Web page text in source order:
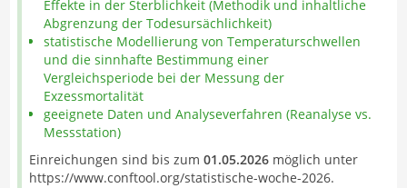
Effekte in der Sterblichkeit (Methodik und inhaltliche
Abgrenzung der Todesursächlichkeit)
statistische Modellierung von Temperaturschwellen
und die sinnhafte Bestimmung einer
Vergleichsperiode bei der Messung der
Exzessmortalität
geeignete Daten und Analyseverfahren (Reanalyse vs.
Messstation)
Einreichungen sind bis zum01.05.2026 möglich unter
https://www.conftool.org/statistische-woche-2026.